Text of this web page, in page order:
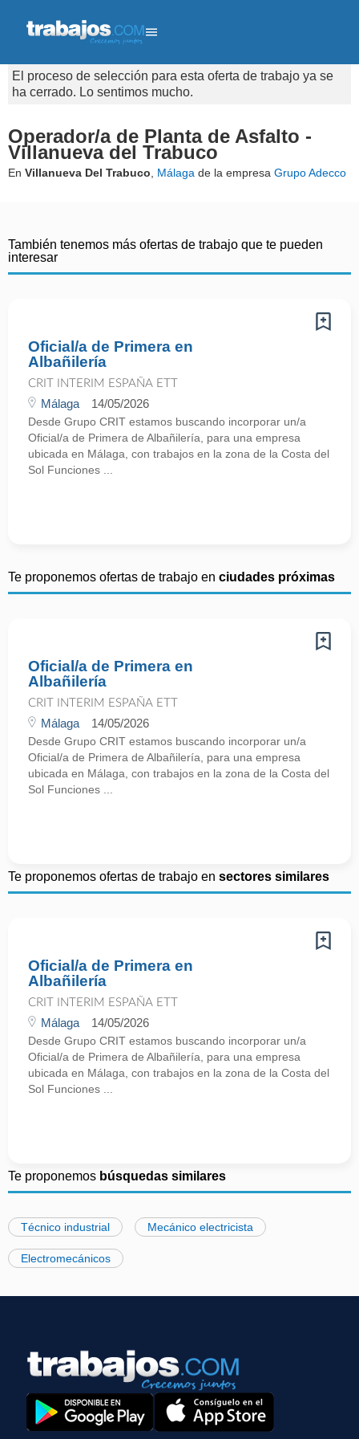
El proceso de selección para esta oferta de trabajo ya se
ha cerrado. Lo sentimos mucho.
Operador/a de Planta de Asfalto -
Villanueva del Trabuco
En Villanueva Del Trabuco Málaga de la empresa Grupo Adecco
También tenemos más ofertas de trabajo que te pueden
interesar
Oficial/a de Primera en
Albañilería
CRIT INTERIM ESPAÑA ETT
Málaga 14/05/2026
Desde Grupo CRIT estamos buscando incorporar un/a
Oficial/a de Primera de Albañilería, para una empresa
ubicada en Málaga, con trabajos en la zona de la Costa del
Sol Funciones ...
Te proponemos ofertas de trabajo en ciudades próximas
Oficial/a de Primera en
Albañilería
CRIT INTERIM ESPAÑA ETT
Málaga 14/05/2026
Desde Grupo CRIT estamos buscando incorporar un/a
Oficial/a de Primera de Albañilería, para una empresa
ubicada en Málaga, con trabajos en la zona de la Costa del
Sol Funciones ...
Te proponemos ofertas de trabajo en sectores similares
Oficial/a de Primera en
Albañilería
CRIT INTERIM ESPAÑA ETT
Málaga 14/05/2026
Desde Grupo CRIT estamos buscando incorporar un/a
Oficial/a de Primera de Albañilería, para una empresa
ubicada en Málaga, con trabajos en la zona de la Costa del
Sol Funciones ...
Te proponemos búsquedas similares
Técnico industrial Mecánico electricista
Electromecánicos